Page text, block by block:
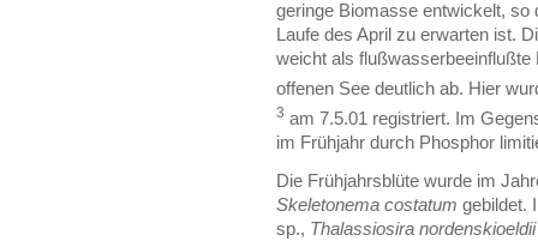
geringe Biomasse entwickelt,
Laufe des April zu erwarten ist.
weicht als flußwasserbeeinflußte
offenen See deutlich ab. Hier
3 am 7.5.01 registriert. Im
im Frühjahr durch Phosphor
Die Frühjahrsblüte wurde im
Skeletonema costatum gebildet.
sp., Thalassiosira